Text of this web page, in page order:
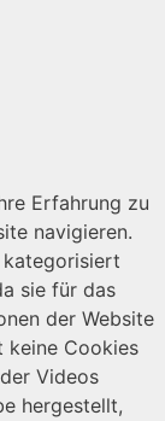
Erfahrung zu
navigieren.
kategorisiert
sie für das
der Website
keine Cookies
Videos
hergestellt,